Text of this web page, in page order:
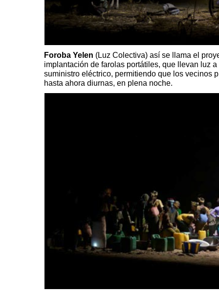
Foroba Yelen (Luz Colectiva) así se llama el
implantación de farolas portátiles, que llevan luz
suministro eléctrico, permitiendo que los vecinos
hasta ahora diurnas, en plena noche.